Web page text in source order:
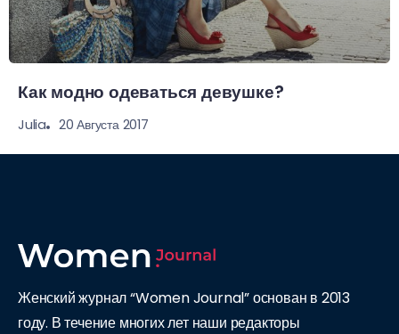
Как модно одеваться девушке?
Julia 20 Августа 2017
Женский журнал “Women Journal” основан в 2013
году. В течение многих лет наши редакторы